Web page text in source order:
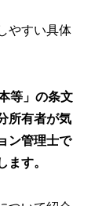
やすい具体
等」の条文
所有者が気
ン管理士で
ます。